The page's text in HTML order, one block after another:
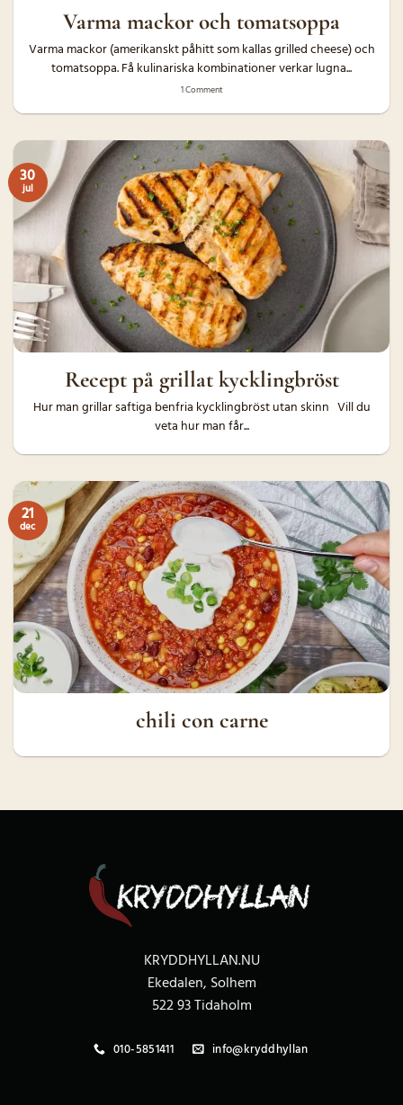
Varma mackor och tomatsoppa
Varma mackor (amerikanskt påhitt som kallas grilled cheese) och
tomatsoppa. Få kulinariska kombinationer verkar lugna...
1 Comment
Recept på grillat kycklingbröst
Hur man grillar saftiga benfria kycklingbröst utan skinn Vill du
veta hur man får...
30
jul
chili con carne
21
dec
KRYDDHYLLAN.NU
Ekedalen, Solhem
522 93 Tidaholm
010-5851411 info@kryddhyllan